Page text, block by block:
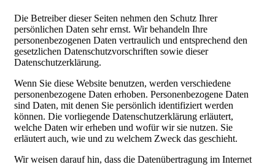
Die Betreiber dieser Seiten nehmen den Schutz Ihrer
persönlichen Daten sehr ernst. Wir behandeln Ihre
personenbezogenen Daten vertraulich und entsprechend den
gesetzlichen Datenschutzvorschriften sowie dieser
Datenschutzerklärung.
Wenn Sie diese Website benutzen, werden verschiedene
personenbezogene Daten erhoben. Personenbezogene Daten
sind Daten, mit denen Sie persönlich identifiziert werden
können. Die vorliegende Datenschutzerklärung erläutert,
welche Daten wir erheben und wofür wir sie nutzen. Sie
erläutert auch, wie und zu welchem Zweck das geschieht.
Wir weisen darauf hin, dass die Datenübertragung im Internet